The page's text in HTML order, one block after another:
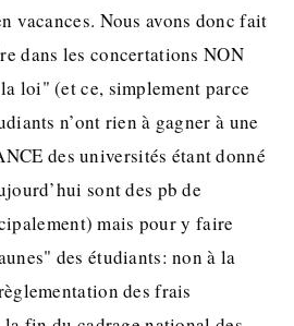
vacances. Nous avons donc fait
dans les concertations NON
loi" (et ce, simplement parce
n’ont rien à gagner à une
des universités étant donné
sont des pb de
mais pour y faire
des étudiants: non à la
des frais